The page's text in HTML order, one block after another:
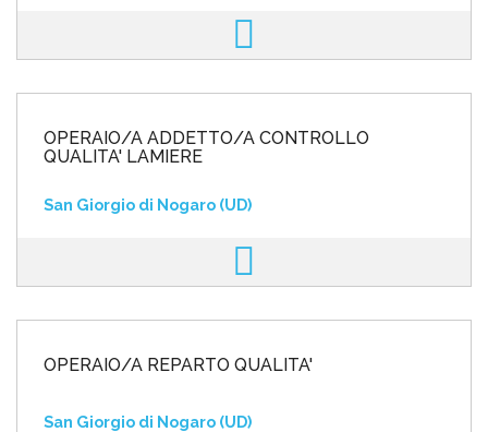
OPERAIO/A ADDETTO/A CONTROLLO
QUALITA' LAMIERE
San Giorgio di Nogaro (UD)
OPERAIO/A REPARTO QUALITA'
San Giorgio di Nogaro (UD)